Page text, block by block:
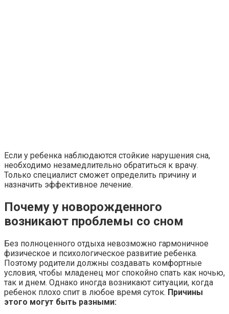
Если у ребенка наблюдаются стойкие нарушения сна,
необходимо незамедлительно обратиться к врачу.
Только специалист сможет определить причину и
назначить эффективное лечение.
Почему у новорожденного
возникают проблемы со сном
Без полноценного отдыха невозможно гармоничное
физическое и психологическое развитие ребенка.
Поэтому родители должны создавать комфортные
условия, чтобы младенец мог спокойно спать как ночью,
так и днем. Однако иногда возникают ситуации, когда
ребенок плохо спит в любое время суток. Причины
этого могут быть разными: